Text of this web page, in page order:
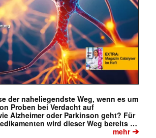
der naheliegendste Weg, wenn es um
Proben bei Verdacht auf
Alzheimer oder Parkinson geht? Für
wird dieser Weg bereits …
mehr➔